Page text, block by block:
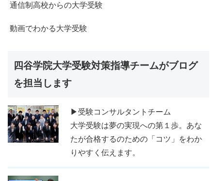
通信制高校からの大学受験
動画でわかる大学受験
四谷学院大学受験対策指導チームがブログ
を担当します
▶受験コンサルタントチーム
大学受験は夢の実現への第１歩。あな
たが合格するのための「コツ」をわか
りやすく伝えます。